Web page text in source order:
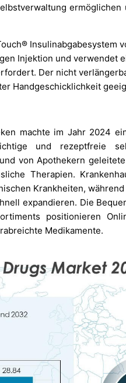
Insulinabgabesystem
Injektion und verwendet
Der nicht
Handgeschicklichkeit
machte im Jahr 2024
und rezeptfreie
von Apothekern
Therapien.
Krankheiten,
expandieren. Die
positionieren
Medikamente.